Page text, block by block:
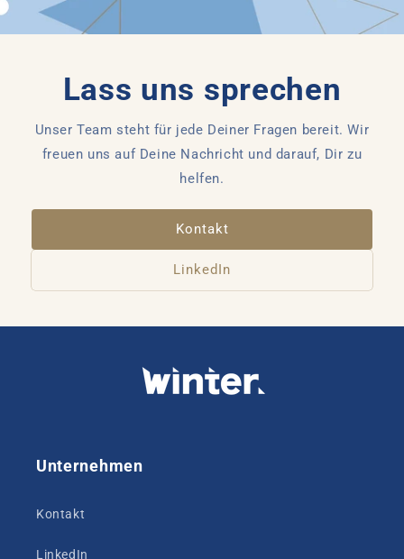
Lass uns sprechen
Unser Team steht für jede Deiner Fragen bereit. Wir
freuen uns auf Deine Nachricht und darauf, Dir zu
helfen.
Kontakt
LinkedIn
Unternehmen
Kontakt
LinkedIn